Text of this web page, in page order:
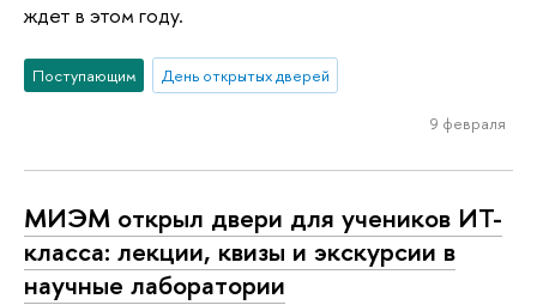
ждет в этом году.
Поступающим День открытых дверей
9 февраля
МИЭМ открыл двери для учеников ИТ-
класса: лекции, квизы и экскурсии в
научные лаборатории